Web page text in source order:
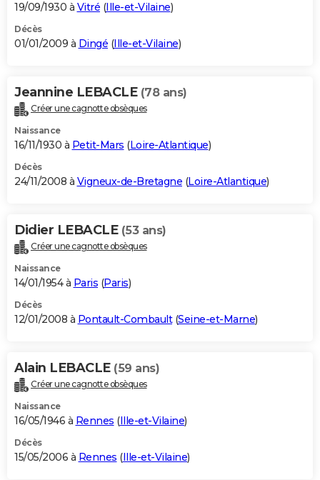
19/09/1930 à Vitré (Ille-et-Vilaine)
Décès
01/01/2009 à Dingé (Ille-et-Vilaine)
Jeannine LEBACLE (78 ans)
Créer une cagnotte obsèques
Naissance
16/11/1930 à Petit-Mars (Loire-Atlantique)
Décès
24/11/2008 à Vigneux-de-Bretagne (Loire-Atlantique)
Didier LEBACLE (53 ans)
Créer une cagnotte obsèques
Naissance
14/01/1954 à Paris (Paris)
Décès
12/01/2008 à Pontault-Combault(Seine-et-Marne)
Alain LEBACLE (59 ans)
Créer une cagnotte obsèques
Naissance
16/05/1946 à Rennes (Ille-et-Vilaine)
Décès
15/05/2006 à Rennes (Ille-et-Vilaine)